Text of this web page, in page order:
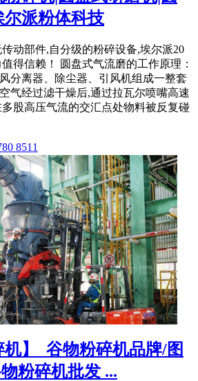
派粉体科技
动部件,自分级的粉碎设备,埃尔派20
得信赖！ 圆盘式气流磨的工作原理：
分离器、除尘器、引风机组成一整套
气经过滤干燥后,通过拉瓦尔喷嘴高速
股高压气流的交汇点处物料被反复碰
8511
机】_谷物粉碎机品牌/图
粉碎机批发 ...